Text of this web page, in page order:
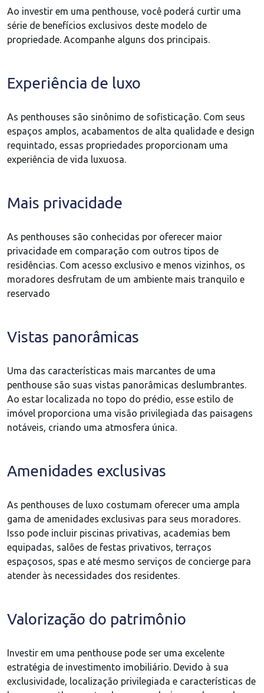
Ao investir em uma penthouse, você poderá curtir uma
série de benefícios exclusivos deste modelo de
propriedade. Acompanhe alguns dos principais.
Experiência de luxo
As penthouses são sinônimo de sofisticação. Com seus
espaços amplos, acabamentos de alta qualidade e design
requintado, essas propriedades proporcionam uma
experiência de vida luxuosa.
Mais privacidade
As penthouses são conhecidas por oferecer maior
privacidade em comparação com outros tipos de
residências. Com acesso exclusivo e menos vizinhos, os
moradores desfrutam de um ambiente mais tranquilo e
reservado
Vistas panorâmicas
Uma das características mais marcantes de uma
penthouse são suas vistas panorâmicas deslumbrantes.
Ao estar localizada no topo do prédio, esse estilo de
imóvel proporciona uma visão privilegiada das paisagens
notáveis, criando uma atmosfera única.
Amenidades exclusivas
As penthouses de luxo costumam oferecer uma ampla
gama de amenidades exclusivas para seus moradores.
Isso pode incluir piscinas privativas, academias bem
equipadas, salões de festas privativos, terraços
espaçosos, spas e até mesmo serviços de concierge para
atender às necessidades dos residentes.
Valorização do patrimônio
Investir em uma penthouse pode ser uma excelente
estratégia de investimento imobiliário. Devido à sua
exclusividade, localização privilegiada e características de